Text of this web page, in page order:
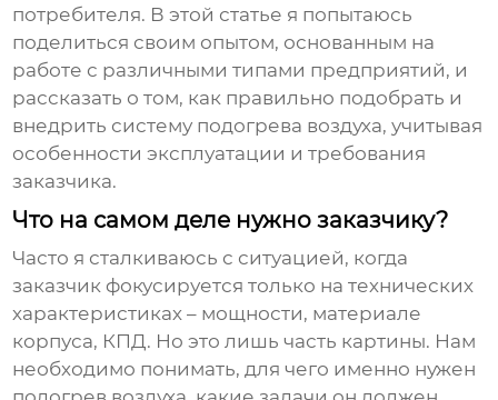
потребителя. В этой статье я попытаюсь
поделиться своим опытом, основанным на
работе с различными типами предприятий, и
рассказать о том, как правильно подобрать и
внедрить систему подогрева воздуха, учитывая
особенности эксплуатации и требования
заказчика.
Что на самом деле нужно заказчику?
Часто я сталкиваюсь с ситуацией, когда
заказчик фокусируется только на технических
характеристиках – мощности, материале
корпуса, КПД. Но это лишь часть картины. Нам
необходимо понимать, для чего именно нужен